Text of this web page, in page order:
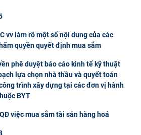
vv làm rõ một số nội dung của các
quyền quyết định mua sắm
phê duyệt báo cáo kinh tế kỹ thuật
lựa chọn nhà thầu và quyết toán
trình xây dựng tại các đơn vị hành
BYT
việc mua sắm tài sản hàng hoá